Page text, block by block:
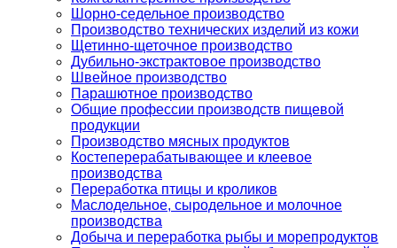
Шорно-седельное производство
Производство технических изделий из кожи
Щетинно-щеточное производство
Дубильно-экстрактовое производство
Швейное производство
Парашютное производство
Общие профессии производств пищевой
продукции
Производство мясных продуктов
Костеперерабатывающее и клеевое
производства
Переработка птицы и кроликов
Маслодельное, сыродельное и молочное
производства
Добыча и переработка рыбы и морепродуктов